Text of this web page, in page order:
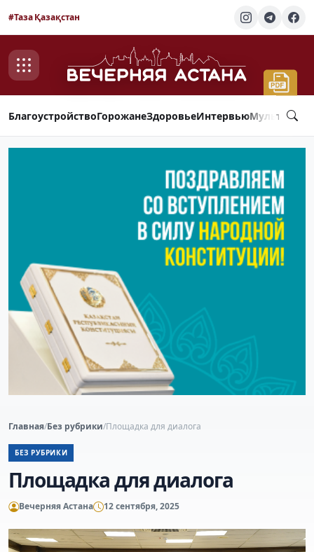
#Таза Қазақстан
БлагоустройствоГорожанеЗдоровьеИнтервью
Главная/Без рубрики/Площадка для диалога
БЕЗ РУБРИКИ
Площадка для диалога
Вечерняя Астана 12 сентября, 2025